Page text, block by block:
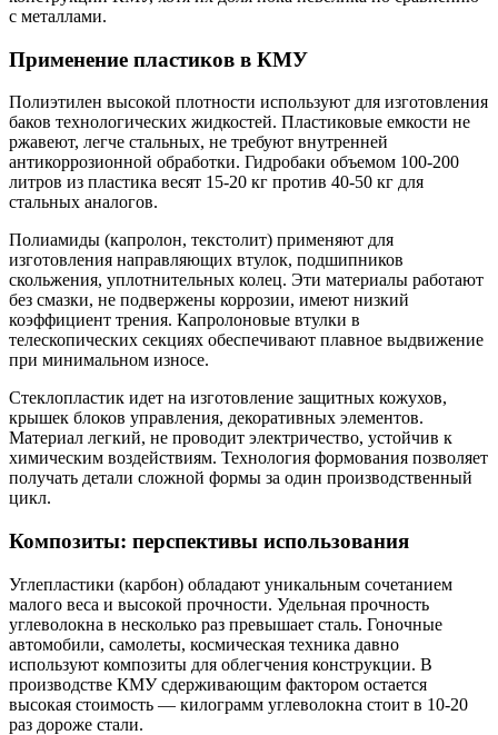
с металлами.
Применение пластиков в КМУ
Полиэтилен высокой плотности используют для изготовления
баков технологических жидкостей. Пластиковые емкости не
ржавеют, легче стальных, не требуют внутренней
антикоррозионной обработки. Гидробаки объемом 100-200
литров из пластика весят 15-20 кг против 40-50 кг для
стальных аналогов.
Полиамиды (капролон, текстолит) применяют для
изготовления направляющих втулок, подшипников
скольжения, уплотнительных колец. Эти материалы работают
без смазки, не подвержены коррозии, имеют низкий
коэффициент трения. Капролоновые втулки в
телескопических секциях обеспечивают плавное выдвижение
при минимальном износе.
Стеклопластик идет на изготовление защитных кожухов,
крышек блоков управления, декоративных элементов.
Материал легкий, не проводит электричество, устойчив к
химическим воздействиям. Технология формования позволяет
получать детали сложной формы за один производственный
цикл.
Композиты: перспективы использования
Углепластики (карбон) обладают уникальным сочетанием
малого веса и высокой прочности. Удельная прочность
углеволокна в несколько раз превышает сталь. Гоночные
автомобили, самолеты, космическая техника давно
используют композиты для облегчения конструкции. В
производстве КМУ сдерживающим фактором остается
высокая стоимость — килограмм углеволокна стоит в 10-20
раз дороже стали.